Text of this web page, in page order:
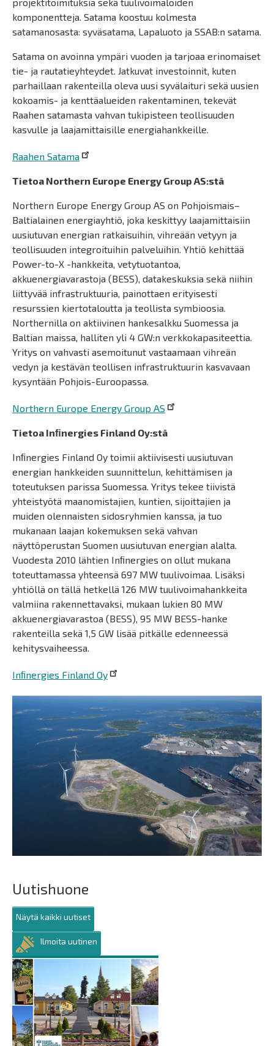
komponentteja. Satama koostuu kolmesta
satamanosasta: syväsatama, Lapaluoto ja SSAB:n satama.
Satama on avoinna ympäri vuoden ja tarjoaa erinomaiset
tie- ja rautatieyhteydet. Jatkuvat investoinnit, kuten
parhaillaan rakenteilla oleva uusi syvälaituri sekä uusien
kokoamis- ja kenttäalueiden rakentaminen, tekevät
Raahen satamasta vahvan tukipisteen teollisuuden
kasvulle ja laajamittaisille energiahankkeille.
Raahen Satama
Tietoa Northern Europe Energy Group AS:stä
Northern Europe Energy Group AS on Pohjoismais–
Baltialainen energiayhtiö, joka keskittyy laajamittaisiin
uusiutuvan energian ratkaisuihin, vihreään vetyyn ja
teollisuuden integroituihin palveluihin. Yhtiö kehittää
Power-to-X -hankkeita, vetytuotantoa,
akkuenergiavarastoja (BESS), datakeskuksia sekä niihin
liittyvää infrastruktuuria, painottaen erityisesti
resurssien kiertotaloutta ja teollista symbioosia.
Northernilla on aktiivinen hankesalkku Suomessa ja
Baltian maissa, halliten yli 4 GW:n verkkokapasiteettia.
Yritys on vahvasti asemoitunut vastaamaan vihreän
vedyn ja kestävän teollisen infrastruktuurin kasvavaan
kysyntään Pohjois-Euroopassa.
Northern Europe Energy Group AS
Tietoa Inﬁnergies Finland Oy:stä
Inﬁnergies Finland Oy toimii aktiivisesti uusiutuvan
energian hankkeiden suunnittelun, kehittämisen ja
toteutuksen parissa Suomessa. Yritys tekee tiivistä
yhteistyötä maanomistajien, kuntien, sijoittajien ja
muiden olennaisten sidosryhmien kanssa, ja tuo
mukanaan laajan kokemuksen sekä vahvan
näyttöperustan Suomen uusiutuvan energian alalta.
Vuodesta 2010 lähtien Inﬁnergies on ollut mukana
toteuttamassa yhteensä 697 MW tuulivoimaa. Lisäksi
yhtiöllä on tällä hetkellä 126 MW tuulivoimahankkeita
valmiina rakennettavaksi, mukaan lukien 80 MW
akkuenergiavarastoa (BESS), 95 MW BESS-hanke
rakenteilla sekä 1,5 GW lisää pitkälle edenneessä
kehitysvaiheessa.
Inﬁnergies Finland Oy
Uutishuone
Näytä kaikki uutiset
Ilmoita uutinen